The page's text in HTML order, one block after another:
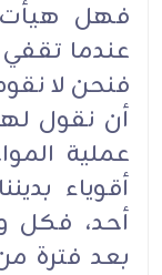
فهل هيأت
عندما تقفي
فنحن لا
أن نقول
عملية
أقوياء
أحد، فكل
بعد فترة